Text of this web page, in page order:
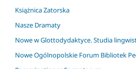
Książnica Zatorska
Nasze Dramaty
Nowe w Glottodydaktyce. Studia
Nowe Ogólnopolskie Forum Bibliotek